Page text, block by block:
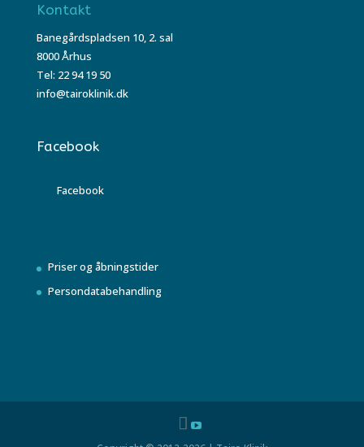
Kontakt
Banegårdspladsen 10, 2. sal
8000 Århus
Tel: 22 94 19 50
info@tairoklinik.dk
Facebook
Facebook
Priser og åbningstider
Persondatabehandling